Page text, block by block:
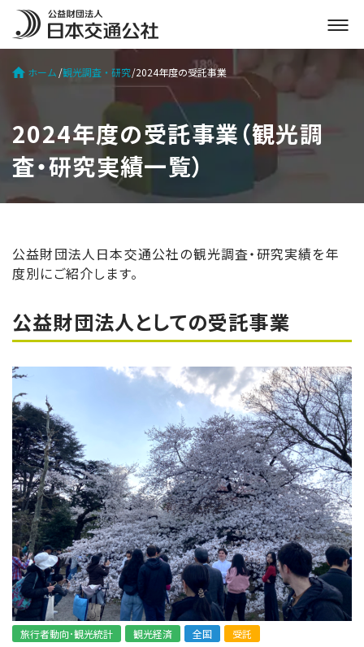
メ
ニ
ホーム 観光調査・研究 2024年度の受託事業
2024年度の受託事業（観光調
査・研究実績一覧）
公益財団法人日本交通公社の観光調査・研究実績を年
度別にご紹介します。
公益財団法人としての受託事業
旅行者動向･観光統計 観光経済 全国 受託